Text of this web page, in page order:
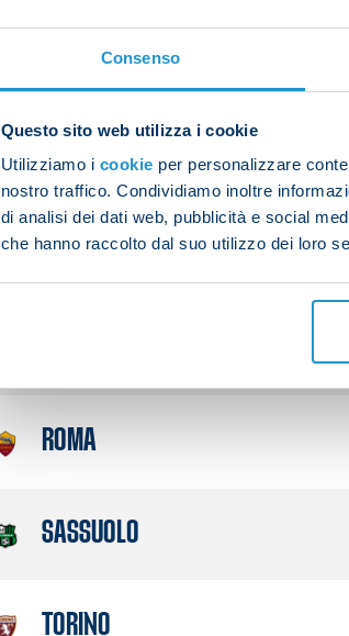
Consenso
Questo sito web utilizza i cookie
Utilizziamo i cookie per personalizzare
nostro traffico. Condividiamo inoltre
di analisi dei dati web, pubblicità e social
che hanno raccolto dal suo utilizzo dei loro
MONZA
NAPOLI
ROMA
SASSUOLO
TORINO